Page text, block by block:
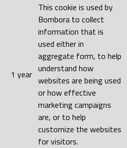
1 year
This cookie is used by
Bombora to collect
information that is
used either in
aggregate form, to help
understand how
websites are being used
or how effective
marketing campaigns
are, or to help
customize the websites
for visitors.